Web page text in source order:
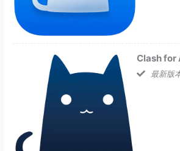
Clash for
最新版